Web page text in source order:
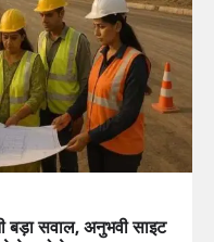
बड़ा सवाल, अनुभवी साइट